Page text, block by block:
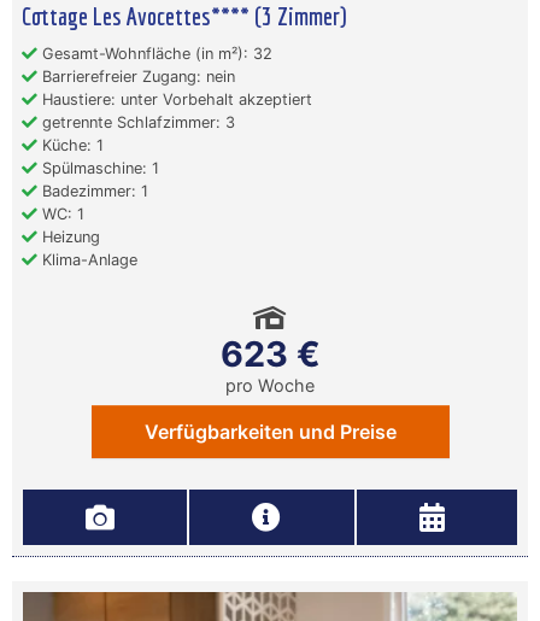
Cottage Les Avocettes**** (3 Zimmer)
Gesamt-Wohnfläche (in m²): 32
Barrierefreier Zugang: nein
Haustiere: unter Vorbehalt akzeptiert
getrennte Schlafzimmer: 3
Küche: 1
Spülmaschine: 1
Badezimmer: 1
WC: 1
Heizung
Klima-Anlage
623 €
pro Woche
Verfügbarkeiten und Preise